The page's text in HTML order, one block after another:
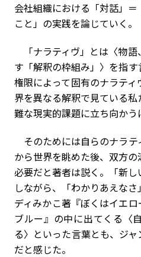
会社組織における「対話」
こと」の実践を論じていく。
「ナラティヴ」とは〈物
す「解釈の枠組み」〉を指
権限によって固有のナラテ
界を異なる解釈で見ている
難な現実的課題に立ち向かう
そのためには自らのナラ
から世界を眺めた後、双方
必要だと著者は説く。「新
しながら、「わかりあえなさ
ディみかこ著『ぼくはイエ
ブルー』の中に出てくる〈
る〉といった言葉とも、ジ
だと感じた。